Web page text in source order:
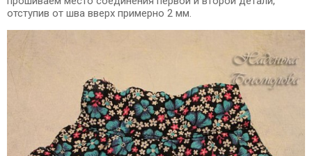
отступив от шва вверх примерно 2 мм.